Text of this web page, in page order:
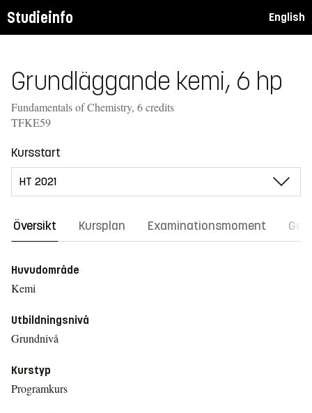
Studieinfo English
Grundläggande kemi, 6 hp
Fundamentals of Chemistry, 6 credits
TFKE59
Kursstart
Översikt Kursplan Examinationsmoment
Huvudområde
Kemi
Utbildningsnivå
Grundnivå
Kurstyp
Programkurs